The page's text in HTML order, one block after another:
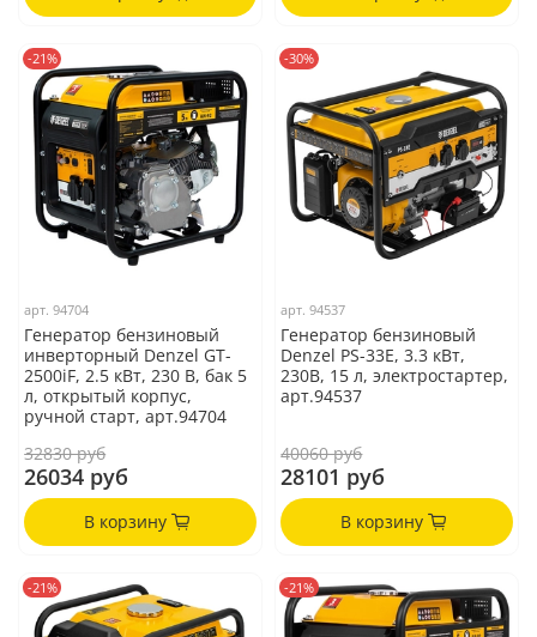
-21%
арт.94704
Генератор бензиновый
инверторный Denzel GT-
2500iF, 2.5 кВт, 230 В, бак 5
л, открытый корпус,
ручной старт, арт.94704
32830 руб
26034 руб
В корзину
-30%
арт.94537
Генератор бензиновый
Denzel PS-33E, 3.3 кВт,
230В, 15 л, электростартер,
арт.94537
40060 руб
28101 руб
В корзину
-21% -21%